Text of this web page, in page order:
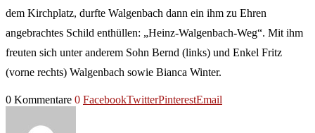
dem Kirchplatz, durfte Walgenbach dann ein ihm zu Ehren
angebrachtes Schild enthüllen: „Heinz-Walgenbach-Weg“. Mit ihm
freuten sich unter anderem Sohn Bernd (links) und Enkel Fritz
(vorne rechts) Walgenbach sowie Bianca Winter.
0 Kommentare 0 FacebookTwitterPinterestEmail